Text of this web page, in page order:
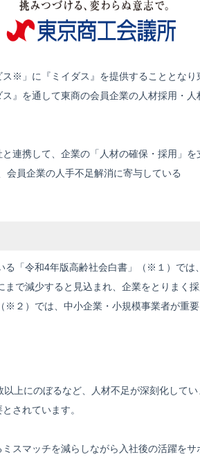
※」に『ミイダス』を提供することとなり
』を通して東商の会員企業の人材採用・
連携して、企業の「人材の確保・採用」
員企業の人手不足解消に寄与している
「令和4年版高齢社会白書」（※１）では
で減少すると見込まれ、企業をとりまく
２）では、中小企業・小規模事業者が重
上にのぼるなど、人材不足が深刻化して
されています。
スマッチを減らしながら入社後の活躍を